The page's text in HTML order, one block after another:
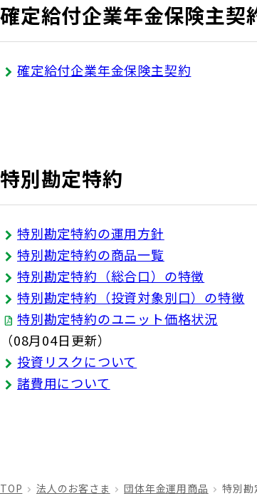
確定給付企業年金保険主契
確定給付企業年金保険主契約
特別勘定特約
特別勘定特約の運用方針
特別勘定特約の商品一覧
特別勘定特約（総合口）の特徴
特別勘定特約（投資対象別口）の特徴
特別勘定特約のユニット価格状況
（08月04日更新）
投資リスクについて
諸費用について
TOP 法人のお客さま 団体年金運用商品 特別勘